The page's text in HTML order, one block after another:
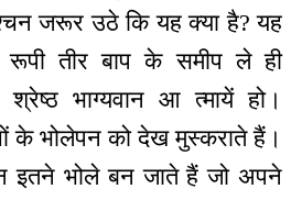
जरूर उठे कि यह क्या है? यह
तीर बाप के समीप ले ही
भाग्यवान आ त्मायें हो।
के भोलेपन को देख मुस्कराते हैं।
इतने भोले बन जाते हैं जो अपने